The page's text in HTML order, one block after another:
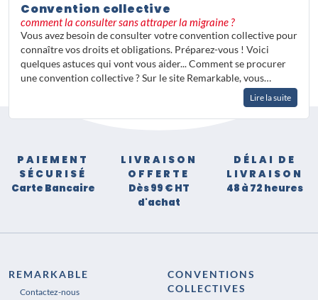
Convention collective
comment la consulter sans attraper la migraine ?
Vous avez besoin de consulter votre convention collective pour
connaître vos droits et obligations. Préparez-vous ! Voici
quelques astuces qui vont vous aider... Comment se procurer
une convention collective ? Sur le site Remarkable, vous…
Lire la suite
PAIEMENT
SÉCURISÉ
Carte Bancaire
LIVRAISON
OFFERTE
Dès 99 € HT
d'achat
DÉLAI DE
LIVRAISON
48 à 72 heures
REMARKABLE
Contactez-nous
CONVENTIONS
COLLECTIVES